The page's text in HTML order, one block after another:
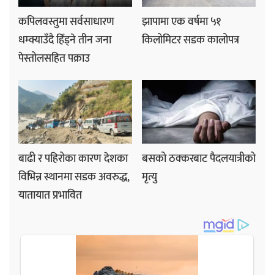
कपिलवस्तुमा सर्वसाधारण
धम्क्याउँदै हिँड्ने तीन जना
पेस्तोलसहित पक्राउ
झापामा एक वर्षमा ५१
किलोमिटर सडक कालोपत्र
बाढी र पहिरोका कारण देशका
विभिन्न स्थानमा सडक अवरुद्ध,
यातायात प्रभावित
बसको ठक्करबाट पैदलयात्रीको
मृत्यु